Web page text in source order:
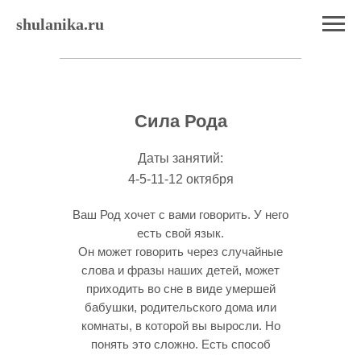
shulanika.ru
Сила Рода
Даты занятий:
4-5-11-12 октября
Ваш Род хочет с вами говорить. У него
есть свой язык.
Он может говорить через случайные
слова и фразы наших детей, может
приходить во сне в виде умершей
бабушки, родительского дома или
комнаты, в которой вы выросли. Но
понять это сложно. Есть способ